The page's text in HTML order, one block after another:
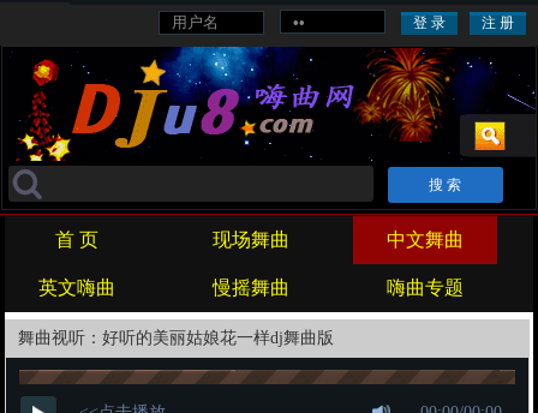
首 页 现场舞曲 中文舞曲
英文嗨曲 慢摇舞曲 嗨曲专题
舞曲视听：好听的美丽姑娘花一样dj舞曲版